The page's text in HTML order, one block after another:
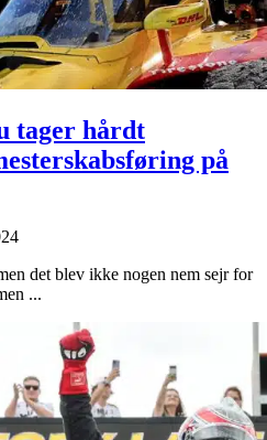
tager hårdt
på
det blev ikke nogen nem sejr for
...